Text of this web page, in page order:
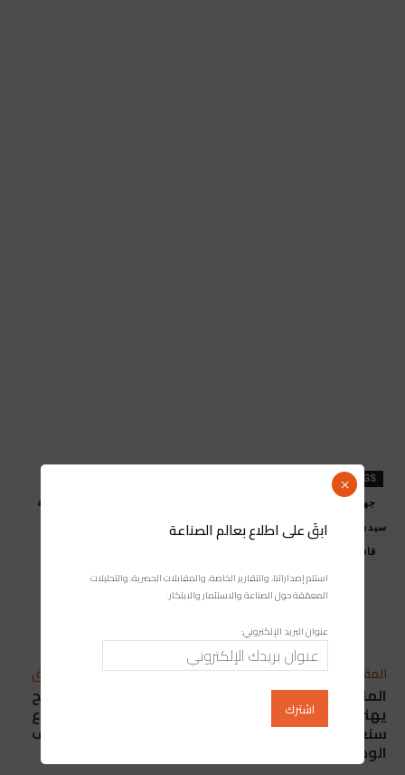
TAGS
جهة طنجة-تطوان-الحسيمة : قافلة التعمير بالعالم القروي تختتم بجماعة
سيدي بوتميم بإقليم الحسيمة
قافلة التعمير
المقال السابق
بورصة الدار البيضاء تفتتح
تداولاتها على وقع ارتفاع
طفيف
المقال التالي
الملك محمد السادس
يهنئ رئيسة جمهورية
سنغافورة بمناسبة العيد
الوطني لبلادها
ابقَ على اطلاع بعالم الصناعة
استلم إصداراتنا، والتقارير الخاصة، والمقابلات الحصرية، والتحليلات
المعمّقة حول الصناعة والاستثمار والابتكار.
عنوان البريد الإلكتروني:
×